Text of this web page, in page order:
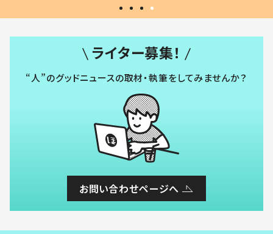
ライター募集！
“人”のグッドニュースの取材・執筆をしてみませんか？
お問い合わせページへ